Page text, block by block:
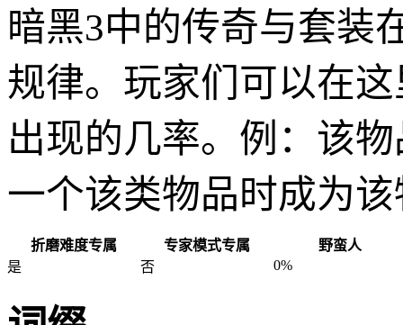
暗黑3中的传奇与套装
规律。玩家们可以在
出现的几率。例：该
一个该类物品时成为
折磨难度专属 专家模式专属
野蛮人
是
否 0%